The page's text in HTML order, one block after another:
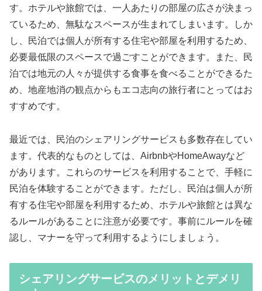
す。ホテルや旅館では、一人あたりの部屋の広さが決まっ
ているため、無駄なスペースが生まれてしまいます。しか
し、民泊では個人が所有する住宅や部屋を利用するため、
必要最低限のスペースで過ごすことができます。また、民
泊では地元の人々が提供する食事を食べることができるた
め、地産地消の観点からもエコ志向の旅行者にとってはお
すすめです。
最近では、民泊のシェアリングサービスも多数存在してい
ます。代表的なものとしては、AirbnbやHomeAwayなど
があります。これらのサービスを利用することで、手軽に
民泊を体験することができます。ただし、民泊は個人が所
有する住宅や部屋を利用するため、ホテルや旅館とは異な
るルールがあることに注意が必要です。事前にルールを確
認し、マナーを守って利用するようにしましょう。
シェアリングサービスのメリットとデメリ